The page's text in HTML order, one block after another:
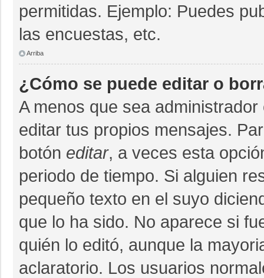
permitidas. Ejemplo: Puedes
las encuestas, etc.
Arriba
¿Cómo se puede editar o
A menos que sea
editar tus propios mensajes.
botón editar, a veces esta
periodo de tiempo. Si alguien
pequeño texto en el suyo
que lo ha sido. No aparece si
quién lo editó, aunque la
aclaratorio. Los usuarios